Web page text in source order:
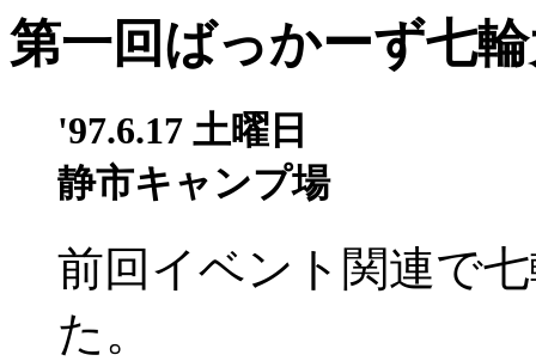
第一回ばっかーず七
'97.6.17 土曜日
静市キャンプ場
前回イベント関連で
た。